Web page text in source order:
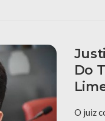
Do
O juiz